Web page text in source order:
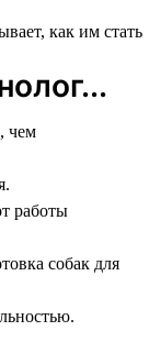
чем
работы
собак для